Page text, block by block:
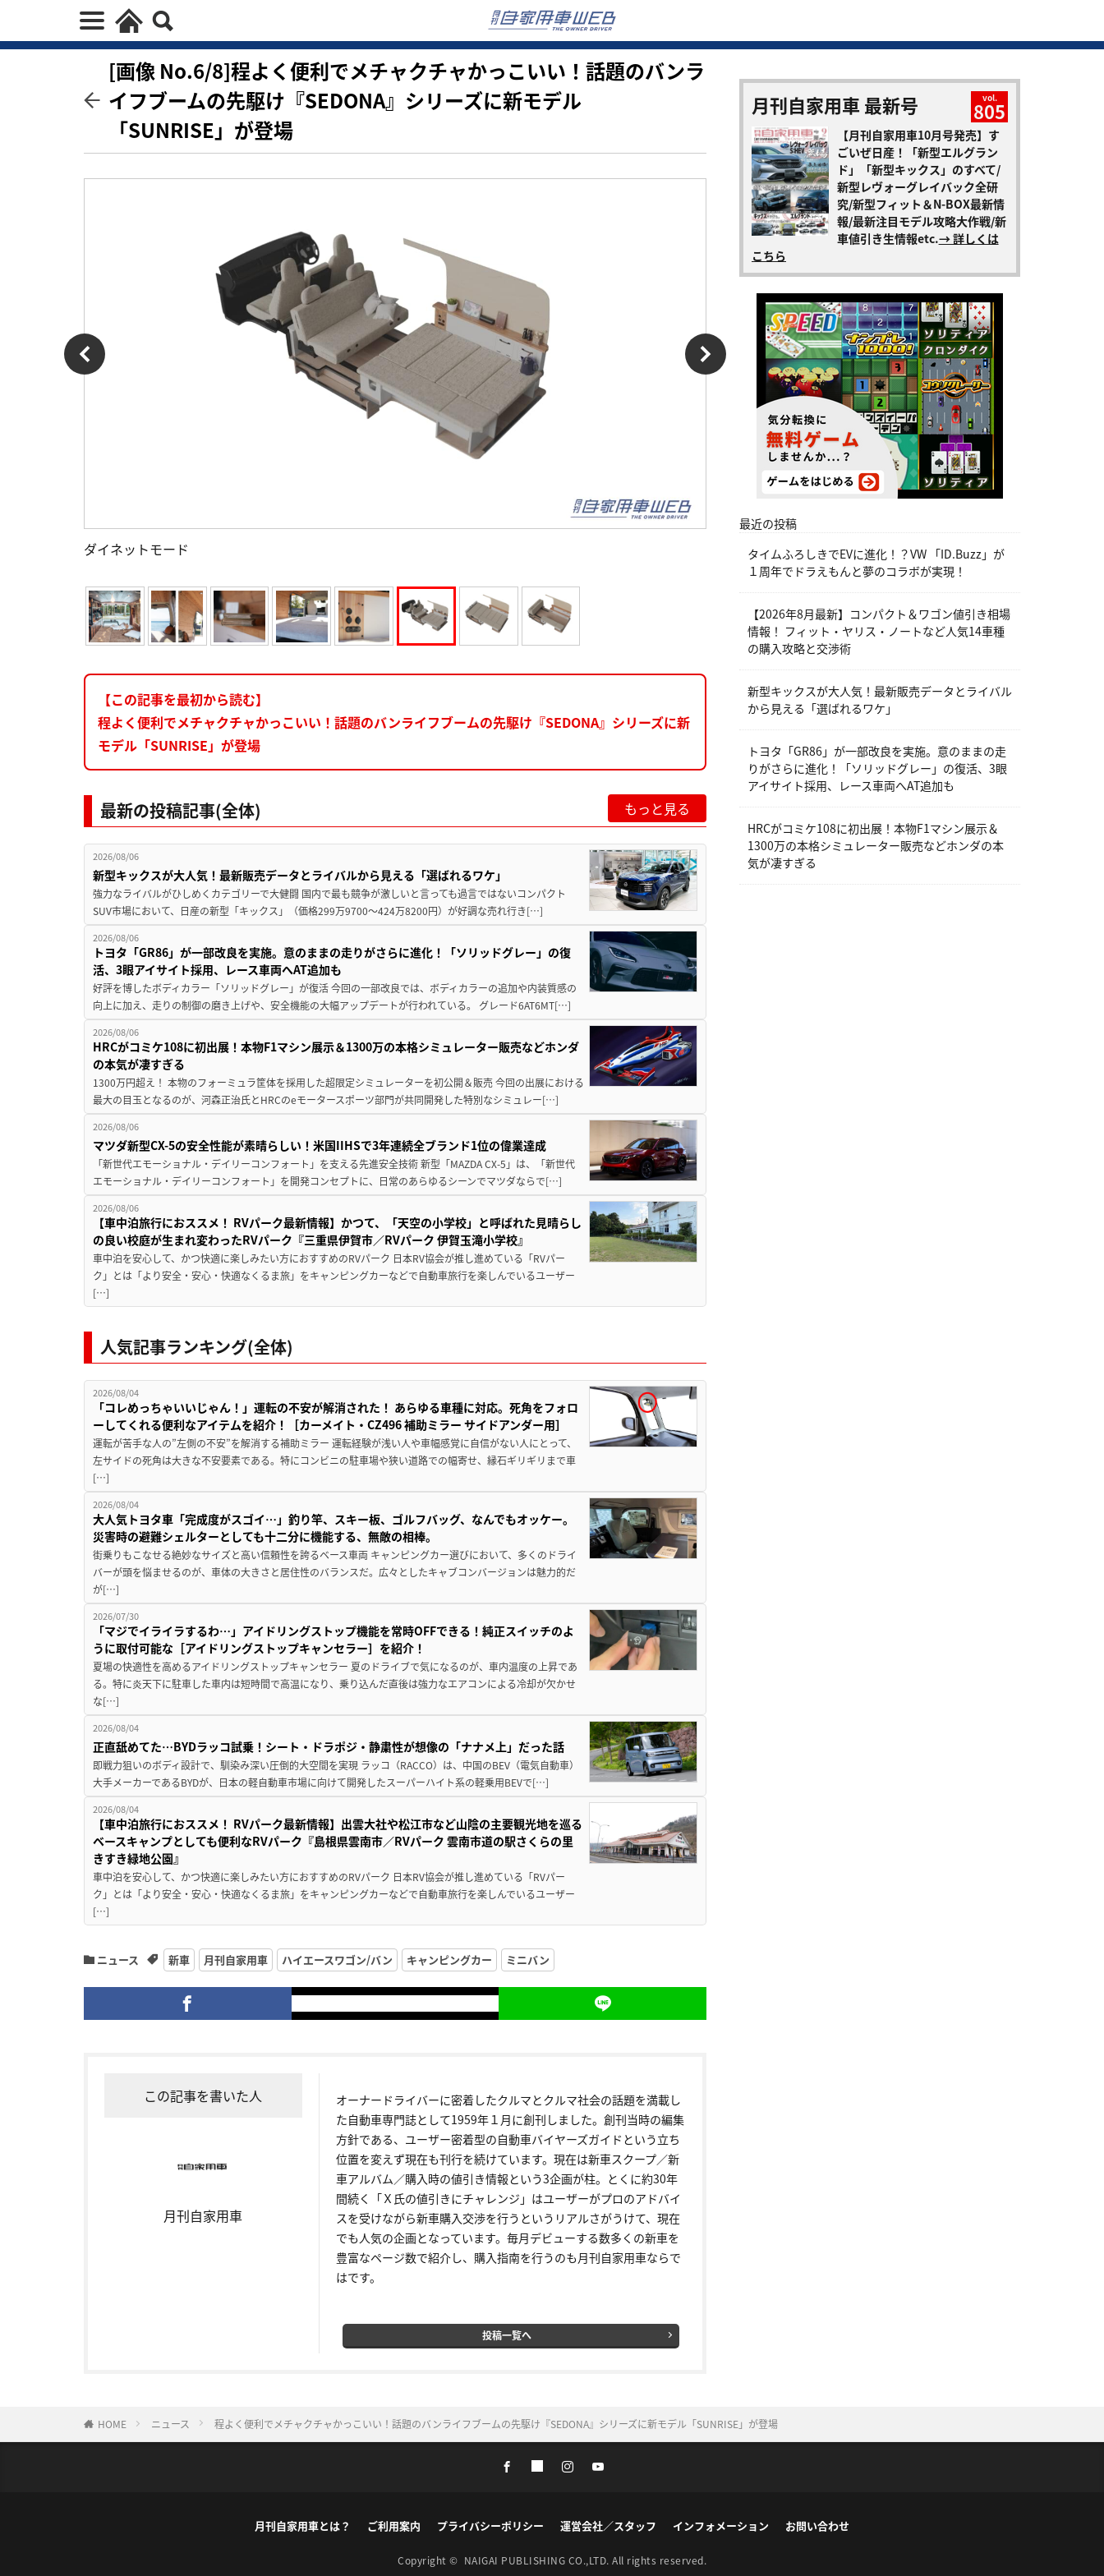
[画像 No.6/8]程よく便利でメチャクチャかっこいい！話題のバンラ
イフブームの先駆け『SEDONA』シリーズに新モデル
「SUNRISE」が登場
ダイネットモード
【この記事を最初から読む】
程よく便利でメチャクチャかっこいい！話題のバンライフブームの先駆け『SEDONA』シリーズに新
モデル「SUNRISE」が登場
最新の投稿記事(全体) もっと見る
2026/08/06
新型キックスが大人気！最新販売データとライバルから見える「選ばれるワケ」
強力なライバルがひしめくカテゴリーで大健闘 国内で最も競争が激しいと言っても過言ではないコンパクト
SUV市場において、日産の新型「キックス」（価格299万9700～424万8200円）が好調な売れ行き[…]
2026/08/06
トヨタ「GR86」が一部改良を実施。意のままの走りがさらに進化！「ソリッドグレー」の復
活、3眼アイサイト採用、レース車両へAT追加も
好評を博したボディカラー「ソリッドグレー」が復活 今回の一部改良では、ボディカラーの追加や内装質感の
向上に加え、走りの制御の磨き上げや、安全機能の大幅アップデートが行われている。 グレード6AT6MT[…]
2026/08/06
HRCがコミケ108に初出展！本物F1マシン展示＆1300万の本格シミュレーター販売などホンダ
の本気が凄すぎる
1300万円超え！ 本物のフォーミュラ筐体を採用した超限定シミュレーターを初公開＆販売 今回の出展における
最大の目玉となるのが、河森正治氏とHRCのeモータースポーツ部門が共同開発した特別なシミュレー[…]
2026/08/06
マツダ新型CX-5の安全性能が素晴らしい！米国IIHSで3年連続全ブランド1位の偉業達成
「新世代エモーショナル・デイリーコンフォート」を支える先進安全技術 新型「MAZDA CX-5」は、「新世代
エモーショナル・デイリーコンフォート」を開発コンセプトに、日常のあらゆるシーンでマツダならで[…]
2026/08/06
【車中泊旅行におススメ！ RVパーク最新情報】かつて、「天空の小学校」と呼ばれた見晴らし
の良い校庭が生まれ変わったRVパーク『三重県伊賀市／RVパーク 伊賀玉滝小学校』
車中泊を安心して、かつ快適に楽しみたい方におすすめのRVパーク 日本RV協会が推し進めている「RVパー
ク」とは「より安全・安心・快適なくるま旅」をキャンピングカーなどで自動車旅行を楽しんでいるユーザー
[…]
人気記事ランキング(全体)
2026/08/04
「コレめっちゃいいじゃん！」運転の不安が解消された！ あらゆる車種に対応。死角をフォロ
ーしてくれる便利なアイテムを紹介！［カーメイト・CZ496 補助ミラー サイドアンダー用］
運転が苦手な人の”左側の不安”を解消する補助ミラー 運転経験が浅い人や車幅感覚に自信がない人にとって、
左サイドの死角は大きな不安要素である。特にコンビニの駐車場や狭い道路での幅寄せ、縁石ギリギリまで車
[…]
2026/08/04
大人気トヨタ車「完成度がスゴイ…」釣り竿、スキー板、ゴルフバッグ、なんでもオッケー。
災害時の避難シェルターとしても十二分に機能する、無敵の相棒。
街乗りもこなせる絶妙なサイズと高い信頼性を誇るベース車両 キャンピングカー選びにおいて、多くのドライ
バーが頭を悩ませるのが、車体の大きさと居住性のバランスだ。広々としたキャブコンバージョンは魅力的だ
が[…]
2026/07/30
「マジでイライラするわ…」アイドリングストップ機能を常時OFFできる！純正スイッチのよ
うに取付可能な［アイドリングストップキャンセラー］を紹介！
夏場の快適性を高めるアイドリングストップキャンセラー 夏のドライブで気になるのが、車内温度の上昇であ
る。特に炎天下に駐車した車内は短時間で高温になり、乗り込んだ直後は強力なエアコンによる冷却が欠かせ
な[…]
2026/08/04
正直舐めてた…BYDラッコ試乗！シート・ドラポジ・静粛性が想像の「ナナメ上」だった話
即戦力狙いのボディ設計で、馴染み深い圧倒的大空間を実現 ラッコ（RACCO）は、中国のBEV（電気自動車）
大手メーカーであるBYDが、日本の軽自動車市場に向けて開発したスーパーハイト系の軽乗用BEVで[…]
2026/08/04
【車中泊旅行におススメ！ RVパーク最新情報】出雲大社や松江市など山陰の主要観光地を巡る
ベースキャンプとしても便利なRVパーク『島根県雲南市／RVパーク 雲南市道の駅さくらの里
きすき緑地公園』
車中泊を安心して、かつ快適に楽しみたい方におすすめのRVパーク 日本RV協会が推し進めている「RVパー
ク」とは「より安全・安心・快適なくるま旅」をキャンピングカーなどで自動車旅行を楽しんでいるユーザー
[…]
ニュース 新車 月刊自家用車 ハイエースワゴン/バン キャンピングカー ミニバン
この記事を書いた人
月刊自家用車
オーナードライバーに密着したクルマとクルマ社会の話題を満載し
た自動車専門誌として1959年１月に創刊しました。創刊当時の編集
方針である、ユーザー密着型の自動車バイヤーズガイドという立ち
位置を変えず現在も刊行を続けています。現在は新車スクープ／新
車アルバム／購入時の値引き情報という3企画が柱。とくに約30年
間続く「Ｘ氏の値引きにチャレンジ」はユーザーがプロのアドバイ
スを受けながら新車購入交渉を行うというリアルさがうけて、現在
でも人気の企画となっています。毎月デビューする数多くの新車を
豊富なページ数で紹介し、購入指南を行うのも月刊自家用車ならで
はです。
投稿一覧へ
月刊自家用車 最新号 vol.
805
【月刊自家用車10月号発売】す
ごいぜ日産！「新型エルグラン
ド」「新型キックス」のすべて/
新型レヴォーグレイバック全研
究/新型フィット＆N-BOX最新情
報/最新注目モデル攻略大作戦/新
車値引き生情報etc.→ 詳しくは
こちら
最近の投稿
タイムふろしきでEVに進化！？VW 「ID.Buzz」が
１周年でドラえもんと夢のコラボが実現！
【2026年8月最新】コンパクト＆ワゴン値引き相場
情報！ フィット・ヤリス・ノートなど人気14車種
の購入攻略と交渉術
新型キックスが大人気！最新販売データとライバル
から見える「選ばれるワケ」
トヨタ「GR86」が一部改良を実施。意のままの走
りがさらに進化！「ソリッドグレー」の復活、3眼
アイサイト採用、レース車両へAT追加も
HRCがコミケ108に初出展！本物F1マシン展示＆
1300万の本格シミュレーター販売などホンダの本
気が凄すぎる
HOME ニュース 程よく便利でメチャクチャかっこいい！話題のバンライフブームの先駆け『SEDONA』シリーズに新モデル「SUNRISE」が登場
月刊自家用車とは？ ご利用案内 プライバシーポリシー 運営会社／スタッフ インフォメーション お問い合わせ
Copyright © NAIGAI PUBLISHING CO.,LTD. All rights reserved.